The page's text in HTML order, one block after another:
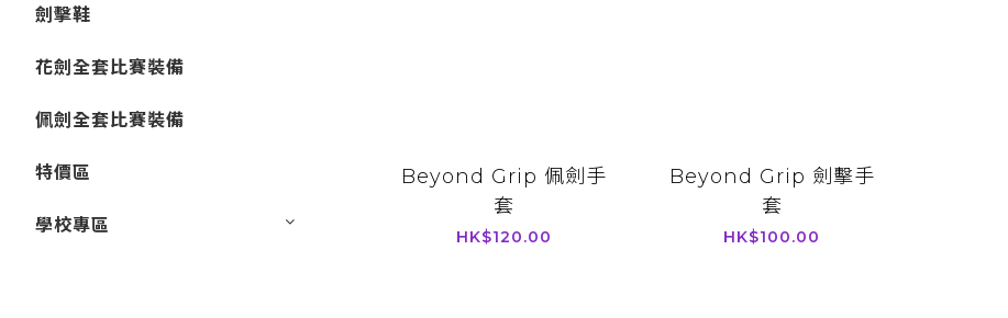
劍擊鞋
花劍全套比賽裝備
佩劍全套比賽裝備
特價區
學校專區
Beyond Grip 佩劍手
套
HK$120.00
Beyond Grip 劍擊手
套
HK$100.00